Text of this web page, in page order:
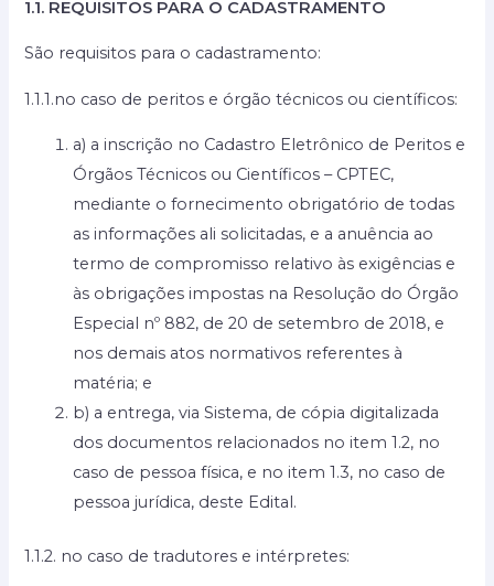
1.1. REQUISITOS PARA O CADASTRAMENTO
São requisitos para o cadastramento:
1.1.1.no caso de peritos e órgão técnicos ou científicos:
a) a inscrição no Cadastro Eletrônico de Peritos e
Órgãos Técnicos ou Científicos – CPTEC,
mediante o fornecimento obrigatório de todas
as informações ali solicitadas, e a anuência ao
termo de compromisso relativo às exigências e
às obrigações impostas na Resolução do Órgão
Especial nº 882, de 20 de setembro de 2018, e
nos demais atos normativos referentes à
matéria; e
b) a entrega, via Sistema, de cópia digitalizada
dos documentos relacionados no item 1.2, no
caso de pessoa física, e no item 1.3, no caso de
pessoa jurídica, deste Edital.
1.1.2. no caso de tradutores e intérpretes: